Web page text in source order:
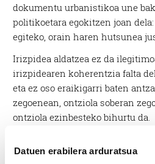
Datuen erabilera arduratsua
dokumentu urbanistikoa une
politikoetara egokitzen joan
egiteko, orain haren hutsunea
Irizpidea aldatzea ez da
irizpidearen koherentzia falta
eta ez oso eraikigarri baten
zegoenean, ontziola soberan
ontziola ezinbesteko bihurtu da.